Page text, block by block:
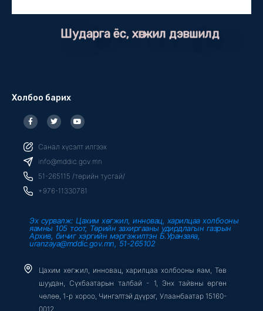
Шударга ёс, хөгжил дэвшилд
Холбоо барих
F
a
c
b
o
o
k
f
T
w
i
t
r
Y
o
u
u
e
Санал хүсэлт илгээх
info@mddic.gov.mn
51-265115 /төрийн тусгай/
+976-11330781
Эх сурвалж: Цахим хөгжил, инновац, харилцаа холбооны
яамны 105 тоот, Төрийн захиргааны удирдлагын газрын
Архив, бичиг хэргийн мэргэжилтэн Б.Уранзаяа,
uranzaya@mddic.gov.mn, 51-265102
Цахим хөгжил, инновац, харилцаа холбооны яам, Төв
шуудан, Сүхбаатарын талбай - 1, Энх тайвны өргөн
чөлөө, 1-р хороо, Чингэлтэй дүүрэг, Улаанбаатар 15160-
0012